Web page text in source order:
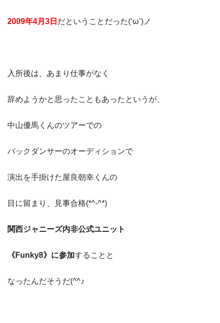
2009年4月3日 だということだった(‘ω’)ノ
入所後は、あまり仕事がなく
辞めようかと思ったこともあったというが、
中山優馬くんのツアーでの
バックダンサーのオーディションで
演出を手掛けた屋良朝幸くんの
目に留まり、見事合格(*^-^*)
関西ジャニーズ内非公式ユニット
《Funky8》に参加することと
なったんだそうだ(^^♪